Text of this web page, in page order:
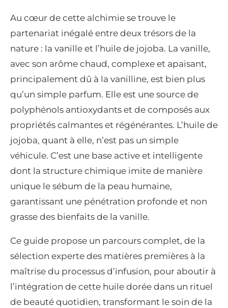
Au cœur de cette alchimie se trouve le
partenariat inégalé entre deux trésors de la
nature : la vanille et l’huile de jojoba. La vanille,
avec son arôme chaud, complexe et apaisant,
principalement dû à la vanilline, est bien plus
qu’un simple parfum. Elle est une source de
polyphénols antioxydants et de composés aux
propriétés calmantes et régénérantes. L’huile de
jojoba, quant à elle, n’est pas un simple
véhicule. C’est une base active et intelligente
dont la structure chimique imite de manière
unique le sébum de la peau humaine,
garantissant une pénétration profonde et non
grasse des bienfaits de la vanille.
Ce guide propose un parcours complet, de la
sélection experte des matières premières à la
maîtrise du processus d’infusion, pour aboutir à
l’intégration de cette huile dorée dans un rituel
de beauté quotidien, transformant le soin de la